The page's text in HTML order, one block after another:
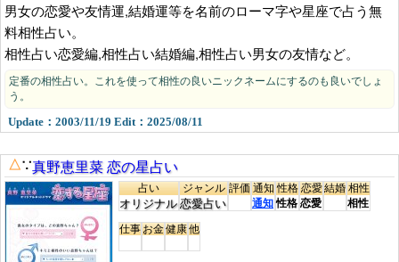
男女の恋愛や友情運,結婚運等を名前のローマ字や星座で占う無
料相性占い。
相性占い恋愛編,相性占い結婚編,相性占い男女の友情など。
定番の相性占い。これを使って相性の良いニックネームにするのも良いでしょ
う。
Update：2003/11/19 Edit：2025/08/11
△∵真野恵里菜 恋の星占い
占い
オリジナル
ジャンル
恋愛占い
評価通知
通知
性格
性格
恋愛
恋愛
結婚相性
相性
仕事お金健康他